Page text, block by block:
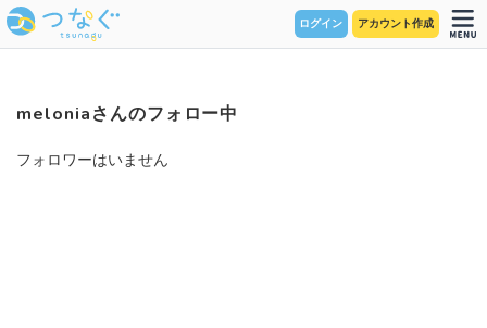
ログイン アカウント作成
meloniaさんのフォロー中
フォロワーはいません